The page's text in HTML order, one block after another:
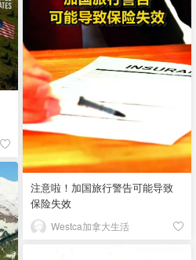
注意啦！加国旅行警告可能导致
保险失效
Westca加拿大生活